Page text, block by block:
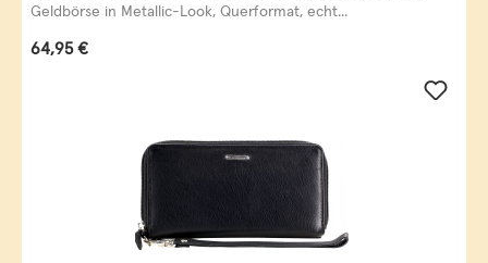
Geldbörse in Metallic-Look, Querformat, echt...
Regulärer Preis:
64,95 €